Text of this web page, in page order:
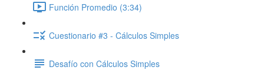
Función Promedio (3:34)
Cuestionario #3 - Cálculos Simples
Desafío con Cálculos Simples